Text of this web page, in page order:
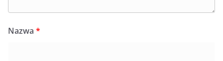
Nazwa *